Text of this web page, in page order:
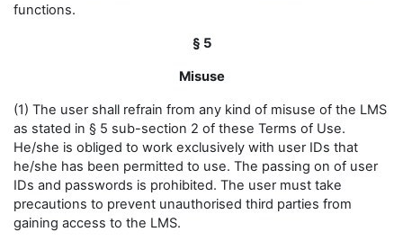
functions.
§ 5
Misuse
(1) The user shall refrain from any kind of misuse of the LMS
as stated in § 5 sub-section 2 of these Terms of Use.
He/she is obliged to work exclusively with user IDs that
he/she has been permitted to use. The passing on of user
IDs and passwords is prohibited. The user must take
precautions to prevent unauthorised third parties from
gaining access to the LMS.